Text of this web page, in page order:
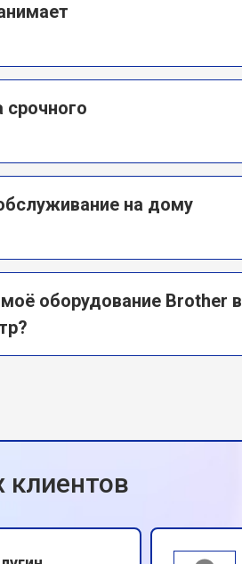
срочного
на дому
оборудование Brother в